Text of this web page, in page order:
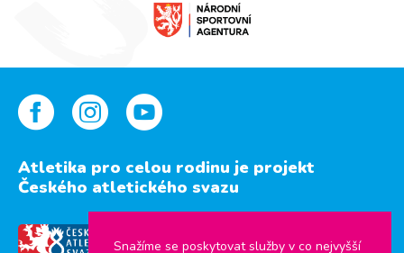
Atletika pro celou rodinu je projekt
Českého atletického svazu
Snažíme se poskytovat služby v co nejvyšší